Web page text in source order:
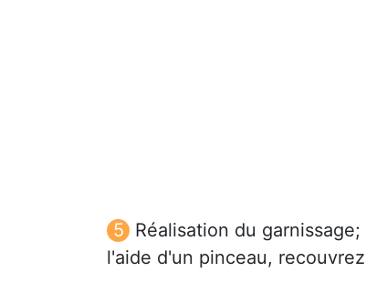
Réalisation du
l'aide d'un pinceau,